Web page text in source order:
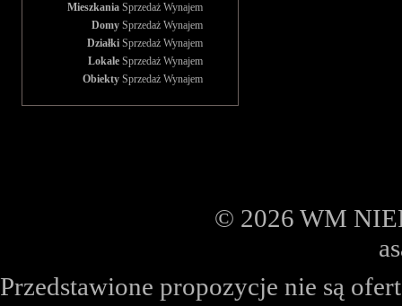
Mieszkania Sprzedaż Wynajem
Domy Sprzedaż Wynajem
Działki Sprzedaż Wynajem
Lokale Sprzedaż Wynajem
Obiekty Sprzedaż Wynajem
© 2026 WM
Przedstawione propozycje nie są